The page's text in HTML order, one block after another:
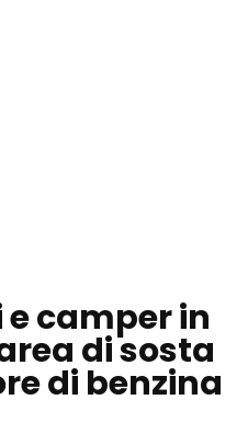
camper in
di sosta
di benzina